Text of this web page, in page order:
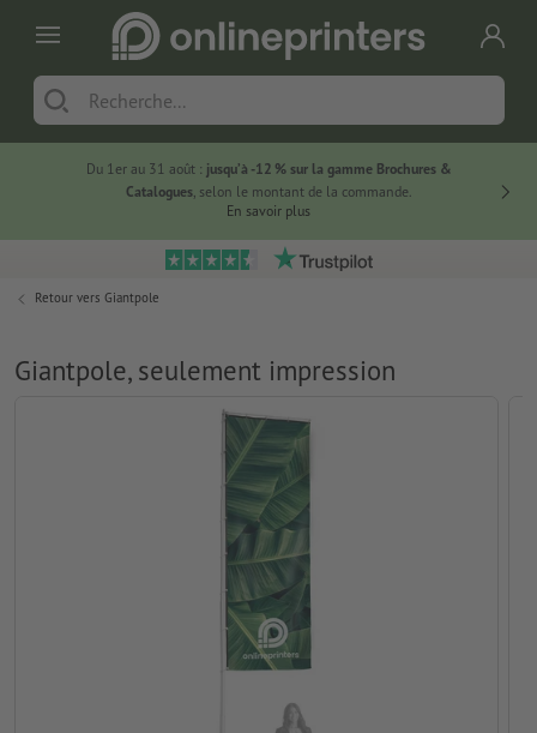
Du 1er au 31 août : jusqu’à -12 % sur la gamme Brochures &
Catalogues, selon le montant de la commande.
En savoir plus
Retour vers Giantpole
Giantpole, seulement impression